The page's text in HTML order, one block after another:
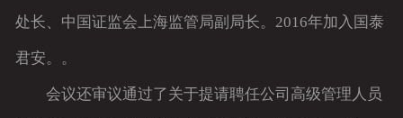
客户留言
处长、中国证监会上海监管局副局长。2016年加入国泰
君安。。
会议还审议通过了关于提请聘任公司高级管理人员